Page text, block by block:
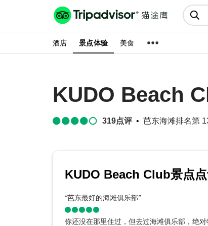
猫途鹰:景点、酒店、美食十亿条
点评
酒店 景点体验 美食
KUDO Beach
319点评 芭东海滩排名第
KUDO Beach Club景点
“芭东最好的海滩俱乐部”
你还没在那里住过，但去过海滩俱乐部，绝